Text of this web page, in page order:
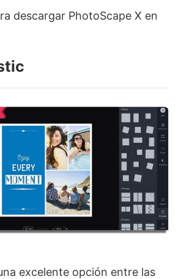
descargar PhotoScape X en
excelente opción entre las